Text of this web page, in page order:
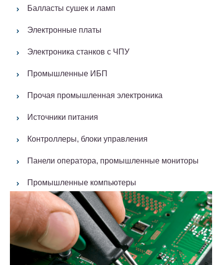
Балласты сушек и ламп
Электронные платы
Электроника станков с ЧПУ
Промышленные ИБП
Прочая промышленная электроника
Источники питания
Контроллеры, блоки управления
Панели оператора, промышленные мониторы
Промышленные компьютеры